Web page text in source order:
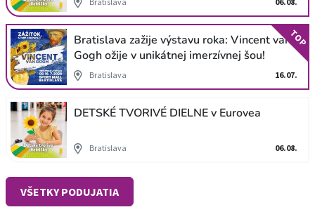
Bratislava zažije výstavu roka: Vincent van
Gogh ožije v unikátnej imerzívnej šou!
Bratislava 16.07.
TOP
DETSKÉ TVORIVÉ DIELNE v Eurovea
Bratislava 06.08.
VŠETKY PODUJATIA